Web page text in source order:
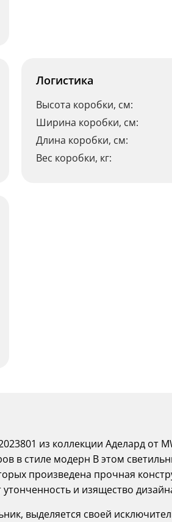
Логистика
Высота коробки, см:
Ширина коробки, см:
Длина коробки, см:
Вес коробки, кг:
из коллекции Аделард от
в стиле модерн В этом
произведена прочная
и изящество
выделяется своей